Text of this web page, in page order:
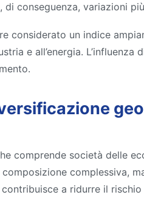
di conseguenza, variazioni
considerato un indice
e all’energia.
comprende società delle
complessiva,
a ridurre il